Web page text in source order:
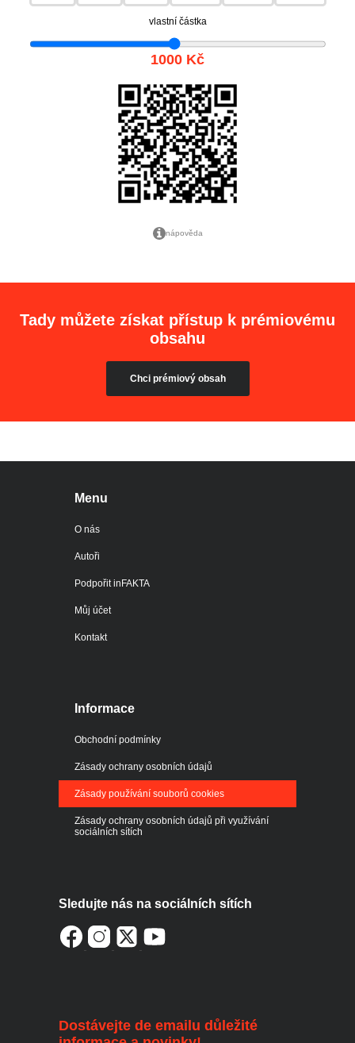
vlastní částka
1000 Kč
nápověda
Tady můžete získat přístup k prémiovému
obsahu
Chci prémiový obsah
Menu
O nás
Autoři
Podpořit inFAKTA
Můj účet
Kontakt
Informace
Obchodní podmínky
Zásady ochrany osobních údajů
Zásady používání souborů cookies
Zásady ochrany osobních údajů při využívání
sociálních sítích
Sledujte nás na sociálních sítích
Dostávejte de emailu důležité